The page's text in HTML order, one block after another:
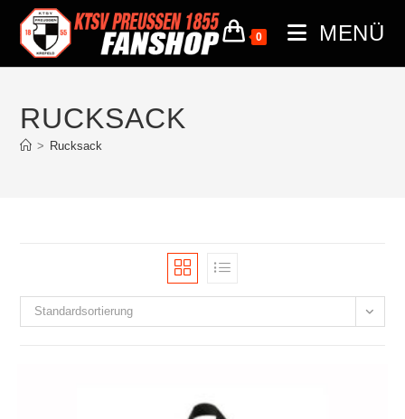
0 MENÜ
RUCKSACK
> Rucksack
Standardsortierung